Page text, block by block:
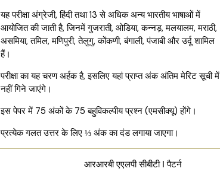
यह परीक्षा अंग्रेजी, हिंदी तथा 13 से अधिक अन्य भारतीय भाषाओं में
आयोजित की जाती है, जिनमें गुजराती, ओडिया, कन्नड़, मलयालम, मराठी,
असमिया, तमिल, मणिपुरी, तेलुगु, कोंकणी, बंगाली, पंजाबी और उर्दू शामिल
हैं।
परीक्षा का यह चरण अर्हक है, इसलिए यहां प्राप्त अंक अंतिम मेरिट सूची में
नहीं गिने जाएंगे।
इस पेपर में 75 अंकों के 75 बहुविकल्पीय प्रश्न (एमसीक्यू) होंगे।
प्रत्येक गलत उत्तर के लिए ⅓ अंक का दंड लगाया जाएगा।
आरआरबी एएलपी सीबीटी I पैटर्न